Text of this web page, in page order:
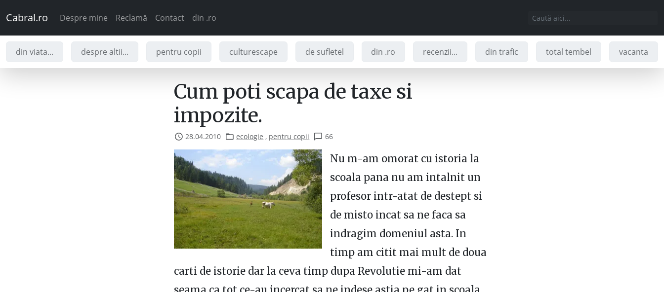
Cabral.ro Despre mine Reclamă Contact din .ro
din viata... despre altii... pentru copii culturescape de sufletel din .ro recenzii... din trafic total tembel vacanta
Cum poti scapa de taxe si
impozite.
28.04.2010 ecologie , pentru copii 66
Nu m-am omorat cu istoria la
scoala pana nu am intalnit un
profesor intr-atat de destept si
de misto incat sa ne faca sa
indragim domeniul asta. In
timp am citit mai mult de doua
carti de istorie dar la ceva timp dupa Revolutie mi-am dat